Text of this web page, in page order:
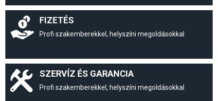
FIZETÉS
Profi szakemberekkel, helyszíni megoldásokkal
SZERVÍZ ÉS GARANCIA
Profi szakemberekkel, helyszíni megoldásokkal